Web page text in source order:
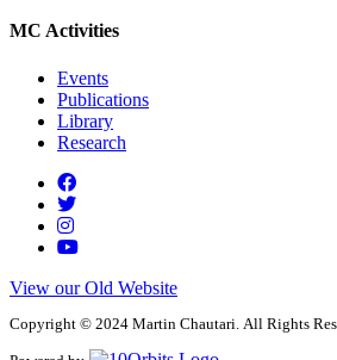
MC Activities
Events
Publications
Library
Research
View our Old Website
Copyright © 2024 Martin Chautari. All Rights